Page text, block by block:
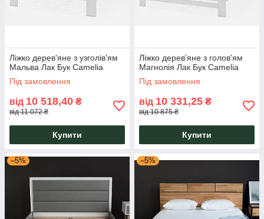
Ліжко дерев'яне з узголів'ям
Мальва Лак Бук Camelia
Під замовлення
від 10 518,40 ₴
від 11 072 ₴
Купити
Ліжко дерев'яне з голов'ям
Магнолія Лак Бук Camelia
Під замовлення
від 10 331,25 ₴
від 10 875 ₴
Купити
–5% –5%